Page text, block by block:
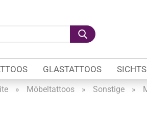
Suche...
GLASTATTOOS
» Möbeltattoos » Sonstige »